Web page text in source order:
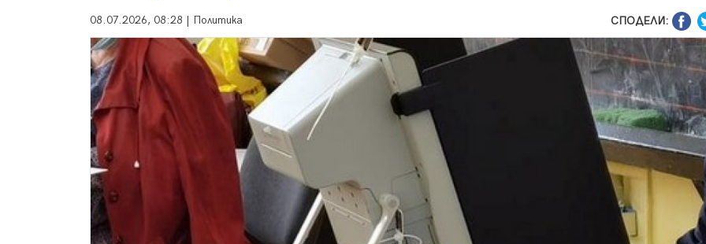
08.07.2026, 08:28 | Политика СПОДЕЛИ: